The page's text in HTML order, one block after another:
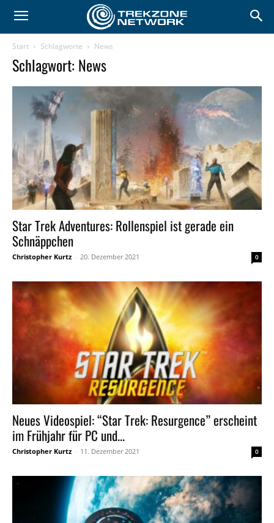
Start Schlagworte News
Schlagwort: News
Star Trek Adventures: Rollenspiel ist gerade ein
Schnäppchen
Christopher Kurtz - 20. Dezember 2021 0
Neues Videospiel: “Star Trek: Resurgence” erscheint
im Frühjahr für PC und...
Christopher Kurtz - 11. Dezember 2021 0